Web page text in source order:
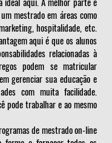
mestrado em áreas como
hospitalidade, etc.
aqui é que os alunos
relacionadas à
podem se matricular
gerenciar sua educação e
com muita facilidade.
pode trabalhar e ao mesmo
de mestrado on-line